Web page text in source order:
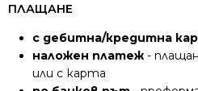
ПЛАЩАНЕ
с дебитна/кредитна
наложен платеж -
или с карта